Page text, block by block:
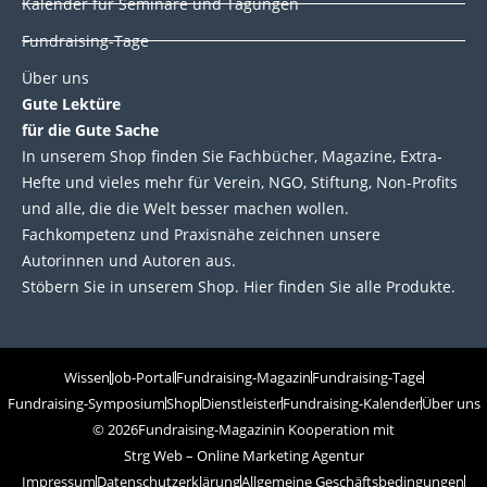
Fundraising-Tage
Über uns
Gute Lektüre
für die Gute Sache
In unserem Shop finden Sie Fachbücher, Magazine, Extra-
Hefte und vieles mehr für Verein, NGO, Stiftung, Non-Profits
und alle, die die Welt besser machen wollen.
Fachkompetenz und Praxisnähe zeichnen unsere
Autorinnen und Autoren aus.
Stöbern Sie in unserem Shop. Hier finden Sie alle Produkte.
WissenJob-PortalFundraising-MagazinFundraising-Tage
Fundraising-SymposiumShopDienstleisterFundraising-KalenderÜber uns
© 2026Fundraising-Magazinin Kooperation mit
Strg Web – Online Marketing Agentur
ImpressumDatenschutzerklärungAllgemeine Geschäftsbedingungen